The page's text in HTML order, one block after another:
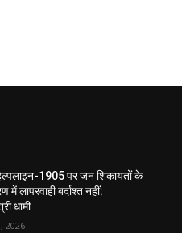
1905 पर जन शिकायतों के
में लापरवाही बर्दाश्त नहीं:
धामी
2026